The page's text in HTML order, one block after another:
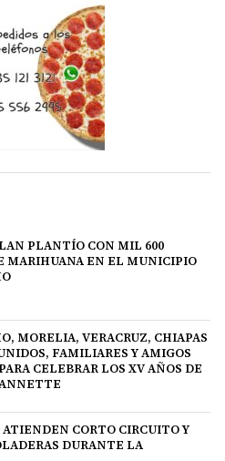
PLANTÍO CON MIL 600
MARIHUANA EN EL MUNICIPIO
MORELIA, VERACRUZ, CHIAPAS
FAMILIARES Y AMIGOS
CELEBRAR LOS XV AÑOS DE
CORTO CIRCUITO Y
DURANTE LA